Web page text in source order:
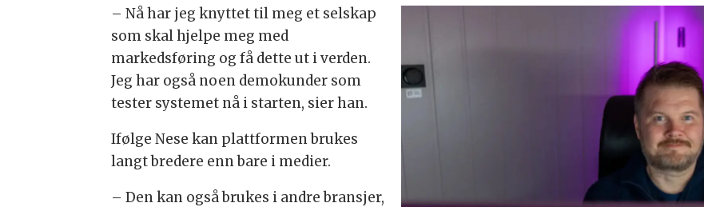
– Nå har jeg knyttet til meg et selskap
som skal hjelpe meg med
markedsføring og få dette ut i verden.
Jeg har også noen demokunder som
tester systemet nå i starten, sier han.
Ifølge Nese kan plattformen brukes
langt bredere enn bare i medier.
– Den kan også brukes i andre bransjer,